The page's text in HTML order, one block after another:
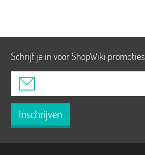
Schrijf je in voor ShopWiki promoties
Inschrijven